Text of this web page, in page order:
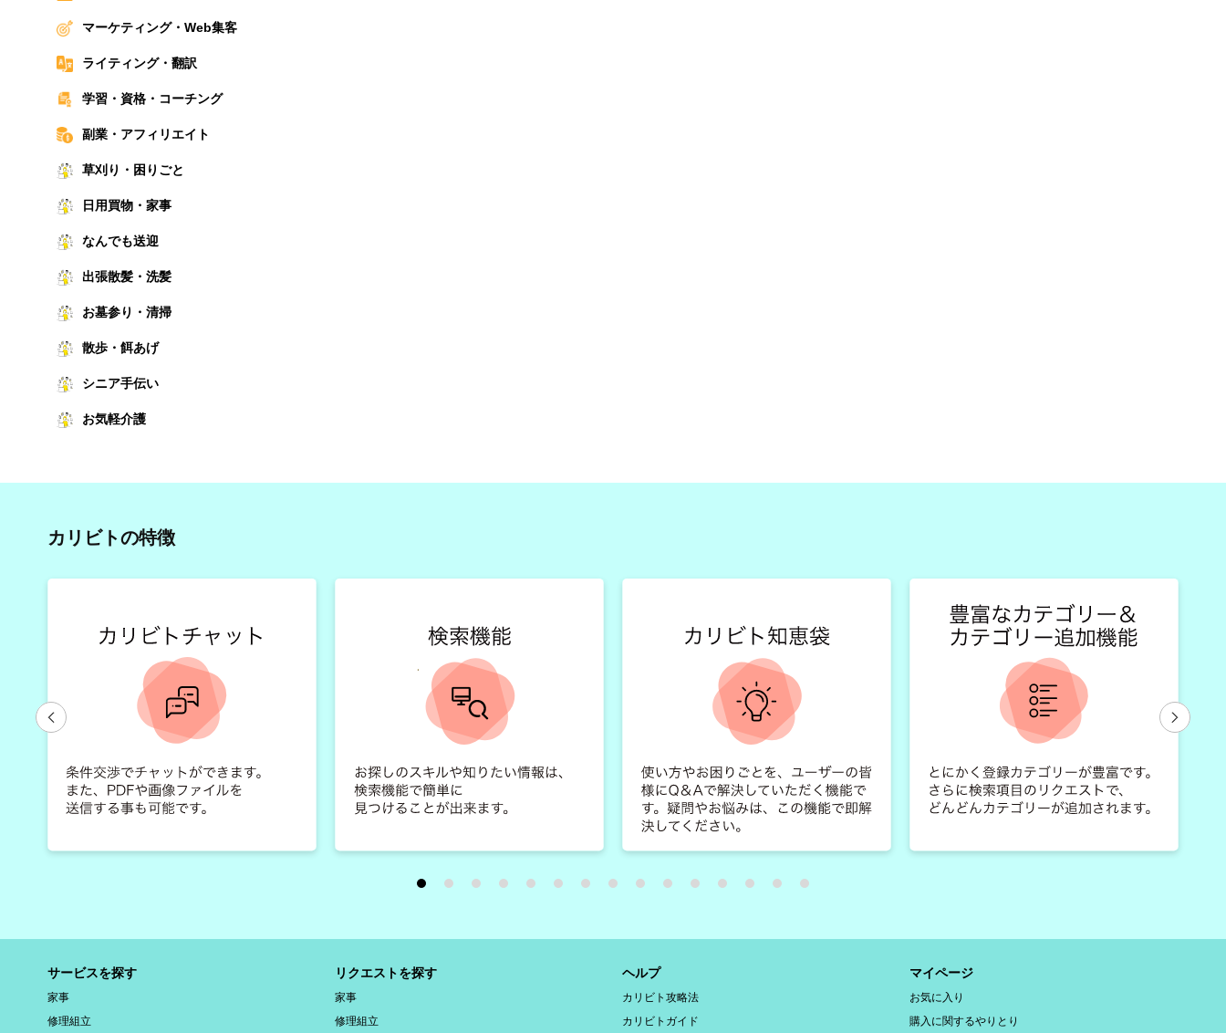
マーケティング・Web集客
ライティング・翻訳
学習・資格・コーチング
副業・アフィリエイト
草刈り・困りごと
日用買物・家事
なんでも送迎
出張散髪・洗髪
お墓参り・清掃
散歩・餌あげ
シニア手伝い
お気軽介護
カリビトの特徴
サービスを探す
家事
修理組立
リクエストを探す
家事
修理組立
ヘルプ
カリビト攻略法
カリビトガイド
マイページ
お気に入り
購入に関するやりとり